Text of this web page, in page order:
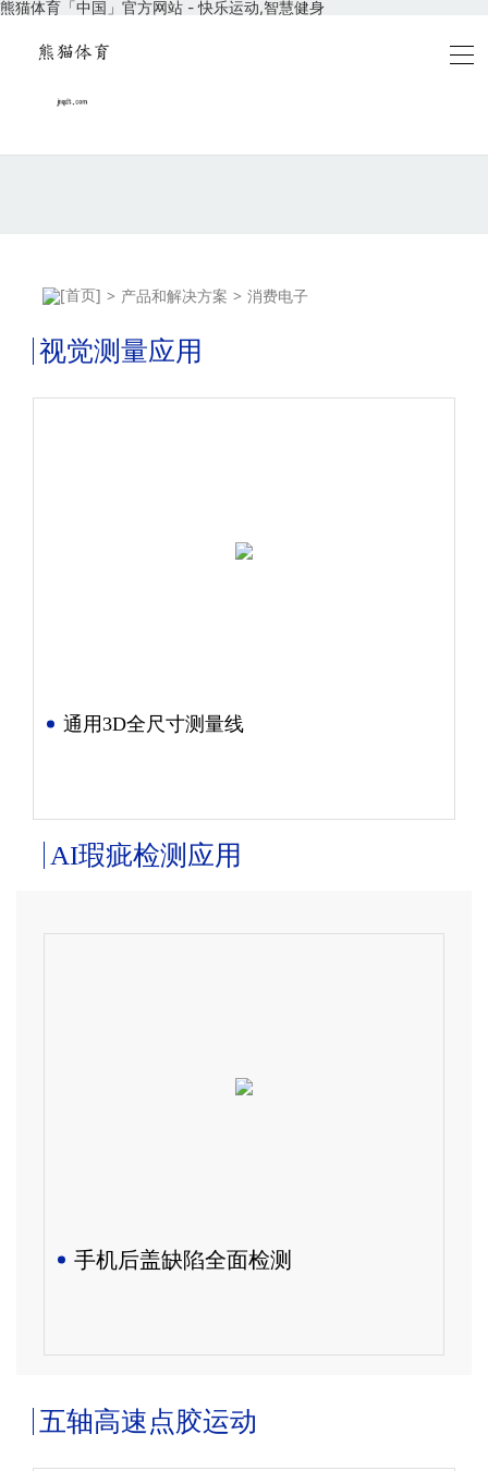
熊猫体育「中国」官方网站 - 快乐运动,智慧健身
> 产品和解决方案 > 消费电子
视觉测量应用
通用3D全尺寸测量线
AI瑕疵检测应用
手机后盖缺陷全面检测
五轴高速点胶运动